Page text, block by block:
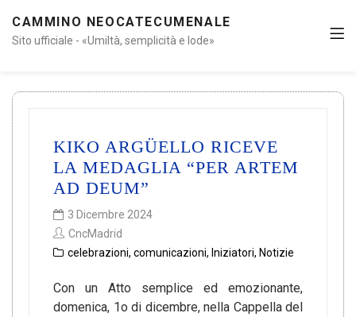
CAMMINO NEOCATECUMENALE
Sito ufficiale - «Umiltà, semplicità e lode»
KIKO ARGÜELLO RICEVE
LA MEDAGLIA “PER ARTEM
AD DEUM”
3 Dicembre 2024
CncMadrid
celebrazioni, comunicazioni, Iniziatori, Notizie
Con un Atto semplice ed emozionante,
domenica, 1o di dicembre, nella Cappella del